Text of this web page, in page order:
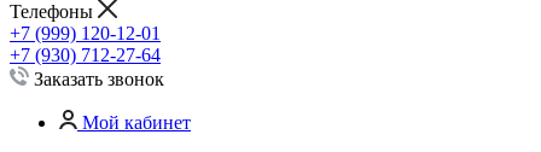
Телефоны
+7 (999) 120-12-01
+7 (930) 712-27-64
Заказать звонок
Мой кабинет